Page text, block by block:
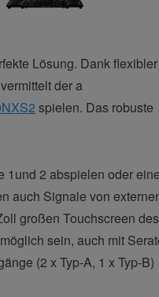
Lösung. Dank flexibler
der a
spielen. Das robuste
1und 2 abspielen oder
auch Signale von
großen Touchscreen des
sein, auch mit
(2 x Typ-A, 1 x Typ-B)